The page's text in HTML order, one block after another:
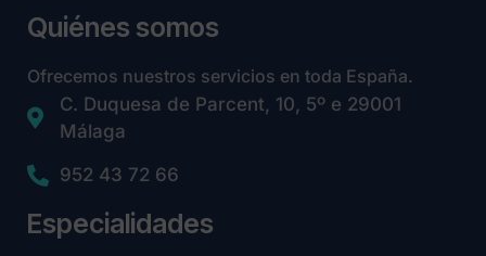
Quiénes somos
Ofrecemos nuestros servicios en toda España.
C. Duquesa de Parcent, 10, 5º e 29001
Málaga
952 43 72 66
Especialidades